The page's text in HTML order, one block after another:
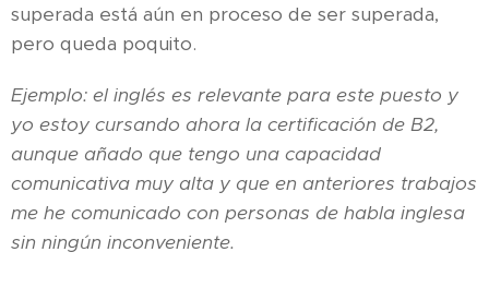
superada está aún en proceso de ser superada,
pero queda poquito.
Ejemplo: el inglés es relevante para este puesto y
yo estoy cursando ahora la certificación de B2,
aunque añado que tengo una capacidad
comunicativa muy alta y que en anteriores trabajos
me he comunicado con personas de habla inglesa
sin ningún inconveniente.